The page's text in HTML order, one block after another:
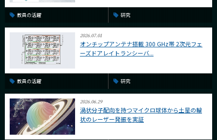
教員の活躍 研究
2026.07.01
オンチップアンテナ搭載 300 GHz帯 2次元フェ
ーズドアレイトランシーバ...
教員の活躍 研究
2026.06.29
渦状分子配向を持つマイクロ球体から土星の輪
状のレーザー発振を実証